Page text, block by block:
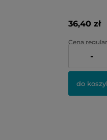
36,40 zł
Cena
Najniższa
-
do